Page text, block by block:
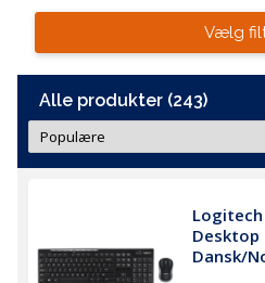
Vælg
Alle produkter (243)
Logitech
Desktop
Dansk/